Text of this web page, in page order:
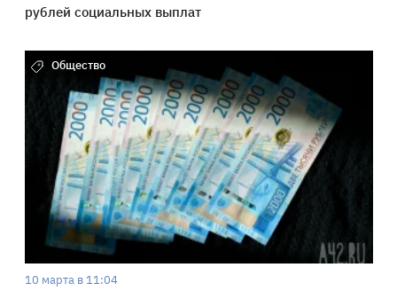
рублей социальных выплат
Общество
10 марта в 11:04